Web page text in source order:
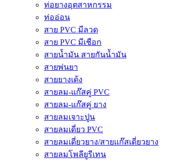
ท่อยางอุตสาหกรรม
ท่ออ่อน
สาย PVC มีลวด
สาย PVC มีเชือก
สายน้ำมัน สายกันน้ำมัน
สายพ่นยา
สายยางเด้ง
สายลม-แก๊สคู่ PVC
สายลม-แก๊สคู่ ยาง
สายลมเจาะปูน
สายลมเดี่ยว PVC
สายลมเดี่ยวยาง/สายแก๊สเดี่ยวยาง
สายลมโพลียูรีเทน